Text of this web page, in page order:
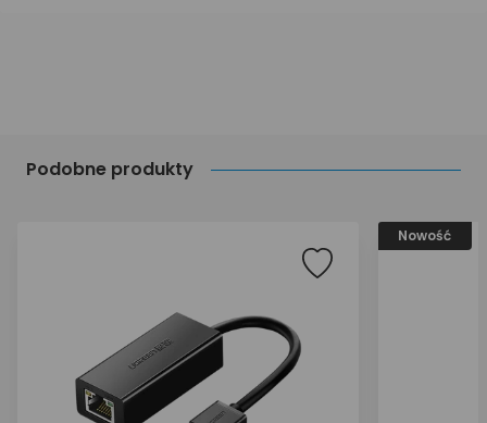
Podobne produkty
Nowość